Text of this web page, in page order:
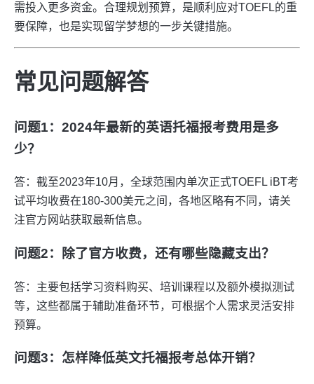
需投入更多资金。合理规划预算，是顺利应对TOEFL的重
要保障，也是实现留学梦想的一步关键措施。
常见问题解答
问题1：2024年最新的英语托福报考费用是多
少？
答：截至2023年10月，全球范围内单次正式TOEFL iBT考
试平均收费在180-300美元之间，各地区略有不同，请关
注官方网站获取最新信息。
问题2：除了官方收费，还有哪些隐藏支出？
答：主要包括学习资料购买、培训课程以及额外模拟测试
等，这些都属于辅助准备环节，可根据个人需求灵活安排
预算。
问题3：怎样降低英文托福报考总体开销？